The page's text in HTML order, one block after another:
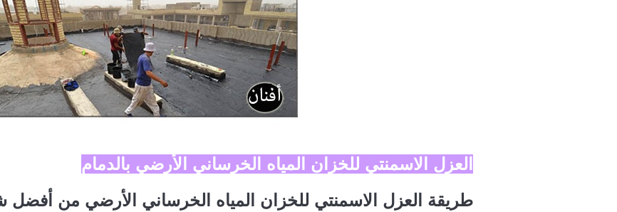
العزل الاسمنتي للخزان المياه الخرساني الأرضي بالدمام
طريقة العزل الاسمنتي للخزان المياه الخرساني الأرضي من